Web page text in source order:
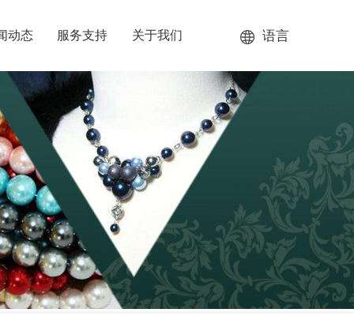
动态 服务支持 关于我们 语言